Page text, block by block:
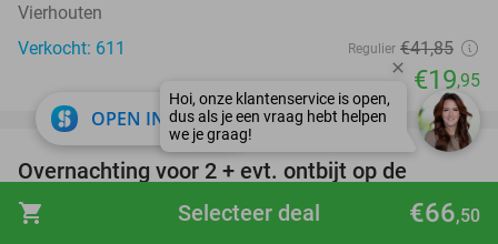
shopping_cart €66,50
Selecteer deal
Vierhouten
Verkocht: 611
Regulier €41,85
€19,95
51%
favorite_border
Overnachting voor 2 + evt. ontbijt op de
Veluwe
OPEN IN APP close